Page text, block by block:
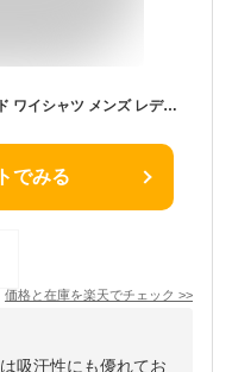
汗脇パッド 4枚セット 脇汗 汗取りパッド ワイシャツ メンズ レディース 緊張 におい 対策 脇 わき ワキ 簡単取り付け
でみる
価格と在庫を楽天でチェック >>
吸汗性にも優れてお